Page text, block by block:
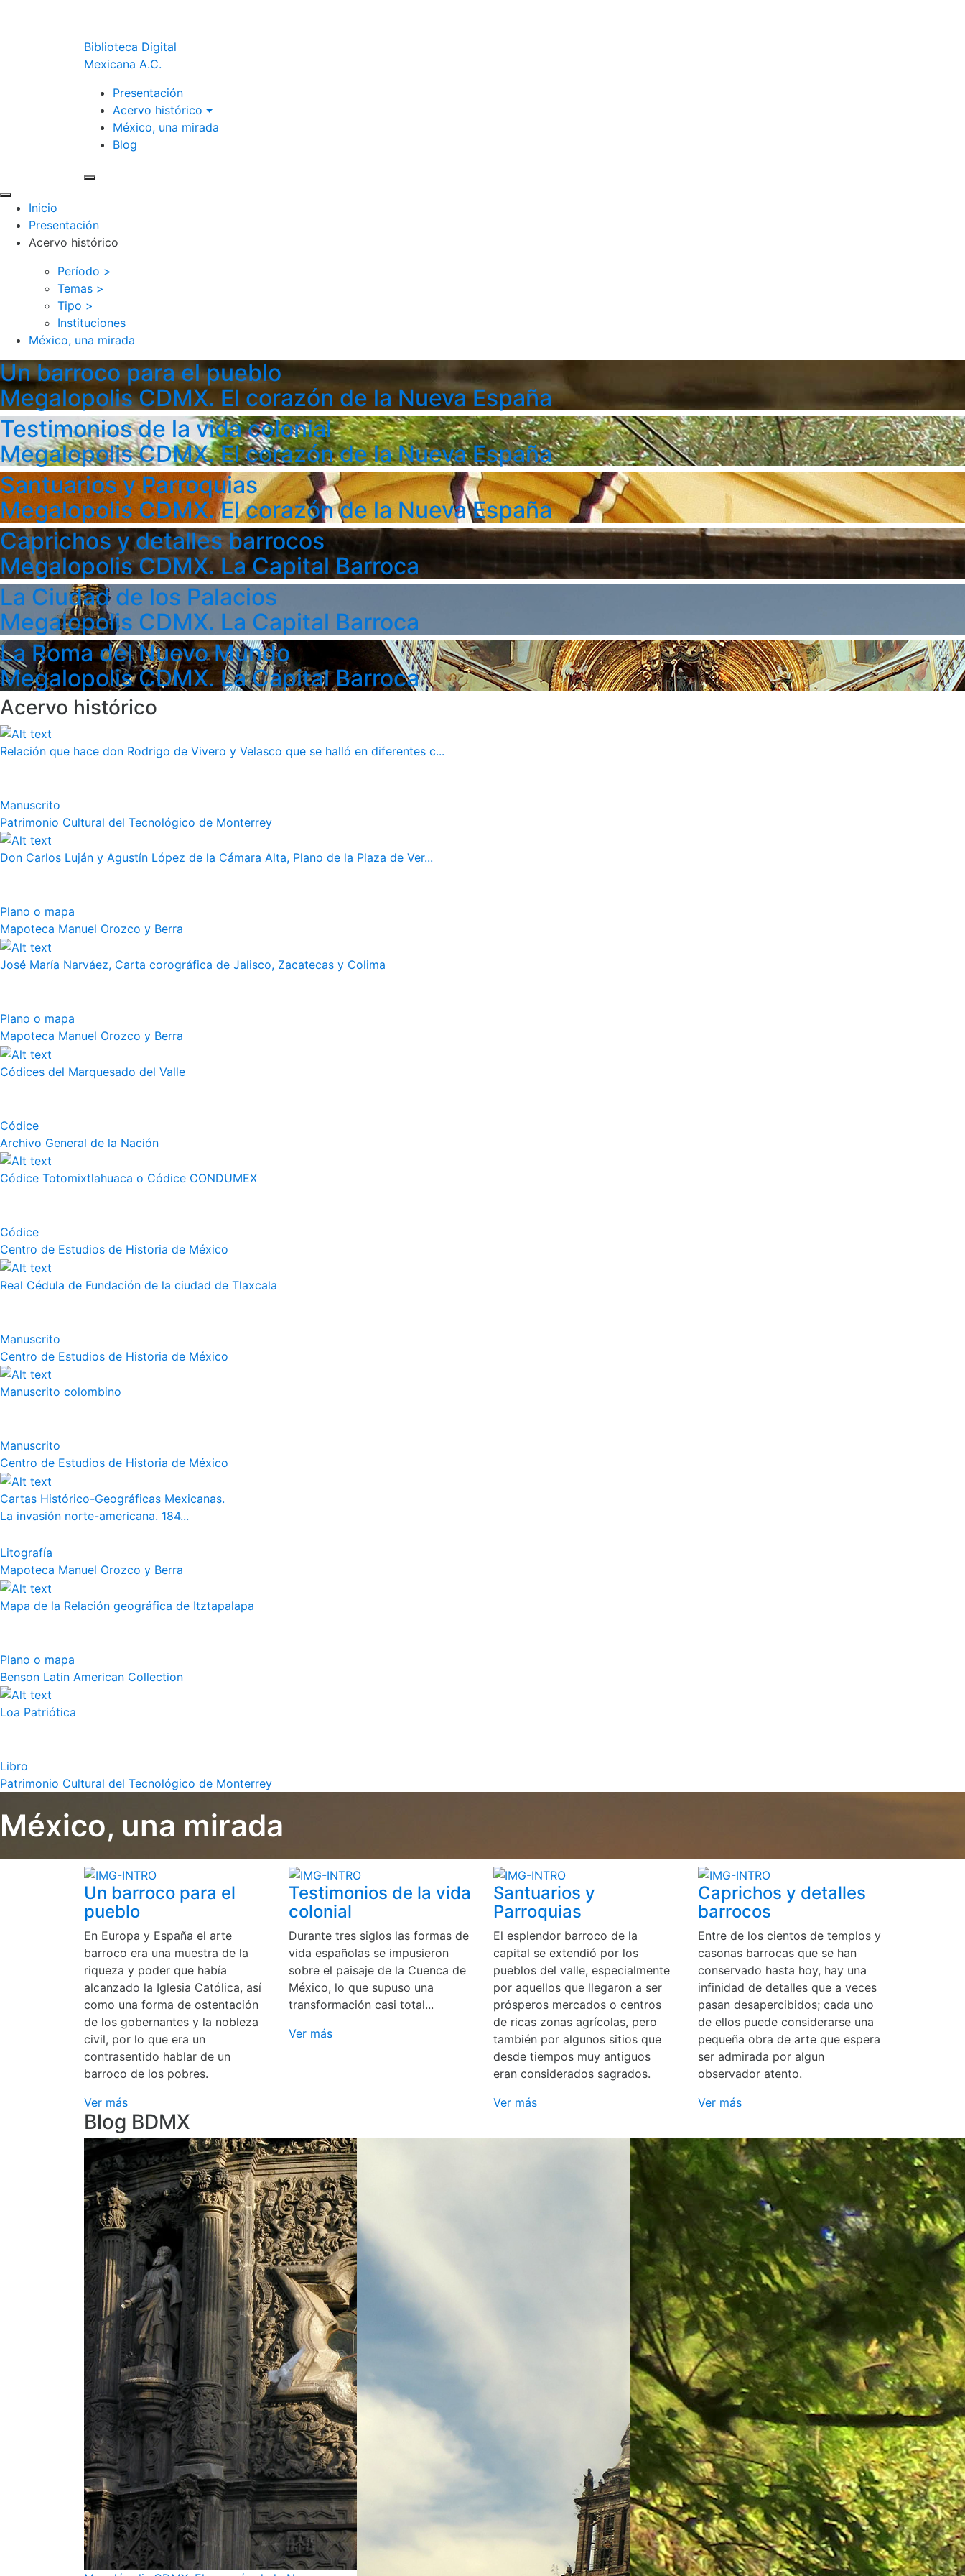
Biblioteca Digital
Mexicana A.C.
Presentación
Acervo histórico
México, una mirada
Blog
Inicio
Presentación
Acervo histórico
Período >
Temas >
Tipo >
Instituciones
México, una mirada
Un barroco para el pueblo
Megalopolis CDMX. El corazón de la Nueva España
Testimonios de la vida colonial
Megalopolis CDMX. El corazón de la Nueva España
Santuarios y Parroquias
Megalopolis CDMX. El corazón de la Nueva España
Caprichos y detalles barrocos
Megalopolis CDMX. La Capital Barroca
La Ciudad de los Palacios
Megalopolis CDMX. La Capital Barroca
La Roma del Nuevo Mundo
Megalopolis CDMX. La Capital Barroca
Acervo histórico
Relación que hace don Rodrigo de Vivero y Velasco que se halló en diferentes c...
Manuscrito
Patrimonio Cultural del Tecnológico de Monterrey
Don Carlos Luján y Agustín López de la Cámara Alta, Plano de la Plaza de Ver...
Plano o mapa
Mapoteca Manuel Orozco y Berra
José María Narváez, Carta corográfica de Jalisco, Zacatecas y Colima
Plano o mapa
Mapoteca Manuel Orozco y Berra
Códices del Marquesado del Valle
Códice
Archivo General de la Nación
Códice Totomixtlahuaca o Códice CONDUMEX
Códice
Centro de Estudios de Historia de México
Real Cédula de Fundación de la ciudad de Tlaxcala
Manuscrito
Centro de Estudios de Historia de México
Manuscrito colombino
Manuscrito
Centro de Estudios de Historia de México
Cartas Histórico-Geográficas Mexicanas.
La invasión norte-americana. 184...
Litografía
Mapoteca Manuel Orozco y Berra
Mapa de la Relación geográfica de Itztapalapa
Plano o mapa
Benson Latin American Collection
Loa Patriótica
Libro
Patrimonio Cultural del Tecnológico de Monterrey
México, una mirada
Un barroco para el
pueblo
En Europa y España el arte
barroco era una muestra de la
riqueza y poder que había
alcanzado la Iglesia Católica, así
como una forma de ostentación
de los gobernantes y la nobleza
civil, por lo que era un
contrasentido hablar de un
barroco de los pobres.
Ver más
Testimonios de la vida
colonial
Durante tres siglos las formas de
vida españolas se impusieron
sobre el paisaje de la Cuenca de
México, lo que supuso una
transformación casi total...
Ver más
Santuarios y
Parroquias
El esplendor barroco de la
capital se extendió por los
pueblos del valle, especialmente
por aquellos que llegaron a ser
prósperos mercados o centros
de ricas zonas agrícolas, pero
también por algunos sitios que
desde tiempos muy antiguos
eran considerados sagrados.
Ver más
Caprichos y detalles
barrocos
Entre de los cientos de templos y
casonas barrocas que se han
conservado hasta hoy, hay una
infinidad de detalles que a veces
pasan desapercibidos; cada uno
de ellos puede considerarse una
pequeña obra de arte que espera
ser admirada por algun
observador atento.
Ver más
Blog BDMX